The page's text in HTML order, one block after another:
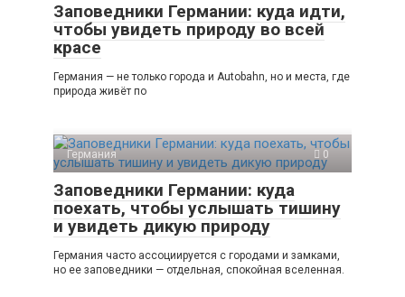
Заповедники Германии: куда идти,
чтобы увидеть природу во всей
красе
Германия — не только города и Autobahn, но и места, где
природа живёт по
Германия 0
Заповедники Германии: куда
поехать, чтобы услышать тишину
и увидеть дикую природу
Германия часто ассоциируется с городами и замками,
но ее заповедники — отдельная, спокойная вселенная.